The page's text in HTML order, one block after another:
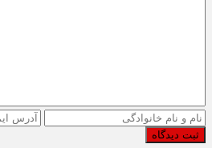
ثبت دیدگاه